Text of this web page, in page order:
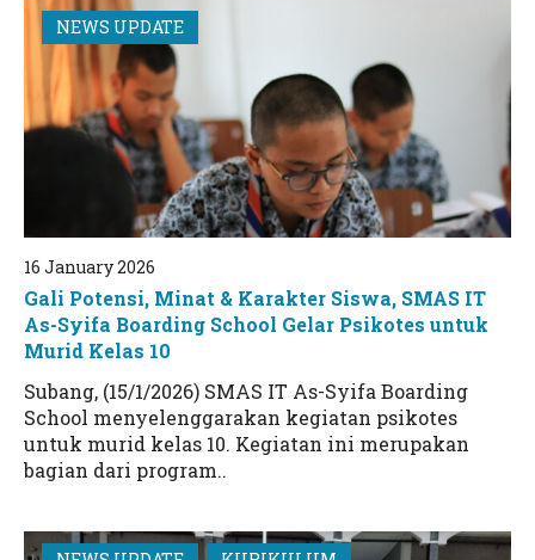
NEWS UPDATE
16 January 2026
Gali Potensi, Minat & Karakter Siswa, SMAS IT
As-Syifa Boarding School Gelar Psikotes untuk
Murid Kelas 10
Subang, (15/1/2026) SMAS IT As-Syifa Boarding
School menyelenggarakan kegiatan psikotes
untuk murid kelas 10. Kegiatan ini merupakan
bagian dari program..